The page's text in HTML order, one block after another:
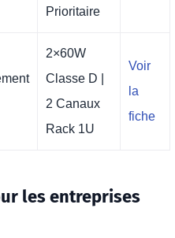
Prioritaire
2×60W
Classe D |
2 Canaux
Rack 1U
Voir
la
fiche
les entreprises